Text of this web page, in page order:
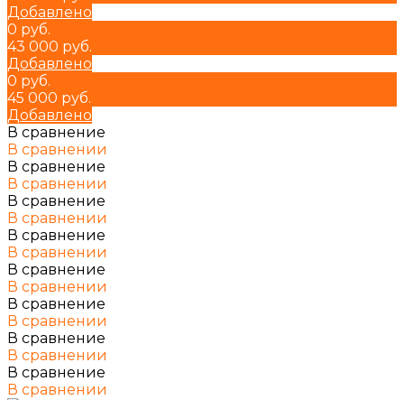
Добавлено
0 руб.
43 000 руб.
Добавлено
0 руб.
45 000 руб.
Добавлено
В сравнение
В сравнении
В сравнение
В сравнении
В сравнение
В сравнении
В сравнение
В сравнении
В сравнение
В сравнении
В сравнение
В сравнении
В сравнение
В сравнении
В сравнение
В сравнении